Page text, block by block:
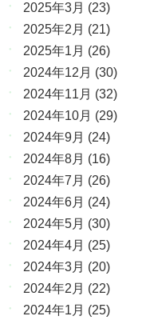
2025年3月 (23)
2025年2月 (21)
2025年1月 (26)
2024年12月 (30)
2024年11月 (32)
2024年10月 (29)
2024年9月 (24)
2024年8月 (16)
2024年7月 (26)
2024年6月 (24)
2024年5月 (30)
2024年4月 (25)
2024年3月 (20)
2024年2月 (22)
2024年1月 (25)